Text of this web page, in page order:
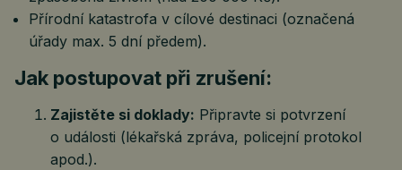
Přírodní katastrofa v cílové destinaci (označená
úřady max. 5 dní předem).
Jak postupovat při zrušení:
Zajistěte si doklady: Připravte si potvrzení
o události (lékařská zpráva, policejní protokol
apod.).